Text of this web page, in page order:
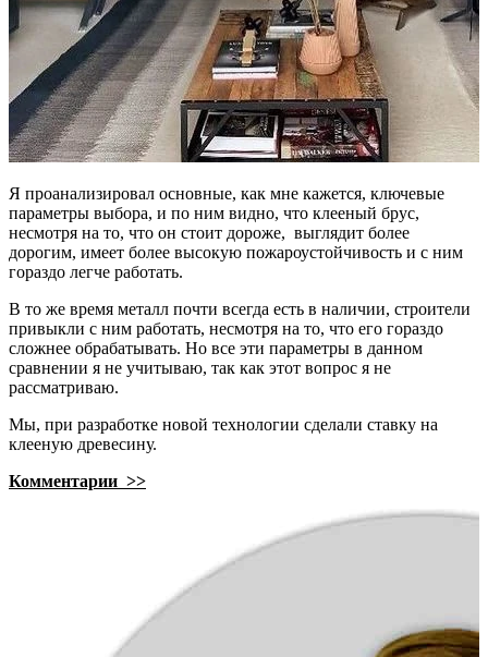
Я проанализировал основные, как мне кажется, ключевые
параметры выбора, и по ним видно, что клееный брус,
несмотря на то, что он стоит дороже, выглядит более
дорогим, имеет более высокую пожароустойчивость и с ним
гораздо легче работать.
В то же время металл почти всегда есть в наличии, строители
привыкли с ним работать, несмотря на то, что его гораздо
сложнее обрабатывать. Но все эти параметры в данном
сравнении я не учитываю, так как этот вопрос я не
рассматриваю.
Мы, при разработке новой технологии сделали ставку на
клееную древесину.
Комментарии >>